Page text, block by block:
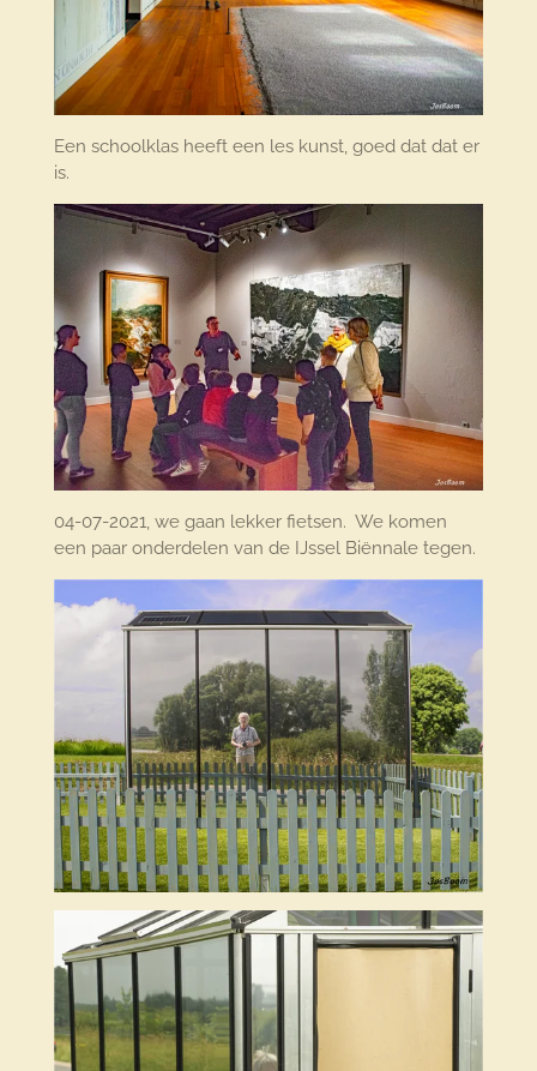
Een schoolklas heeft een les kunst, goed dat dat er
is.
04-07-2021, we gaan lekker fietsen. We komen
een paar onderdelen van de IJssel Biënnale tegen.